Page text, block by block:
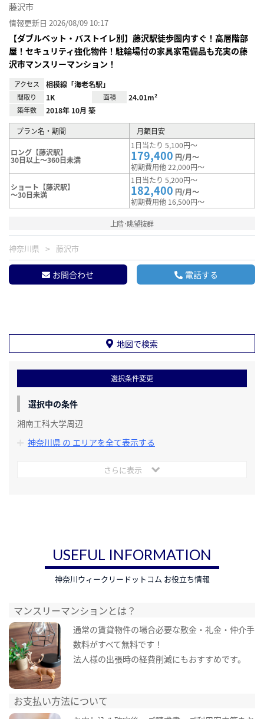
藤沢市
情報更新日 2026/08/09 10:17
【ダブルベット・バストイレ別】藤沢駅徒歩圏内すぐ！高層階部
屋！セキュリティ強化物件！駐輪場付の家具家電備品も充実の藤
沢市マンスリーマンション！
アクセス 相模線「海老名駅」
間取り 1K 面積 24.01m²
築年数 2018年 10月 築
プラン名・期間 月額目安
ロング【藤沢駅】
30日以上～360日未満
1日当たり 5,100円～
179,400 円/月～
初期費用他 22,000円～
ショート【藤沢駅】
～30日未満
1日当たり 5,200円～
182,400 円/月～
初期費用他 16,500円～
上階･眺望抜群
神奈川県 藤沢市
お問合わせ 電話する
地図で検索
選択条件変更
選択中の条件
湘南工科大学周辺
神奈川県 の エリアを全て表示する
さらに表示
USEFUL INFORMATION
神奈川ウィークリードットコム お役立ち情報
マンスリーマンションとは？
通常の賃貸物件の場合必要な敷金・礼金・仲介手
数料がすべて無料です！
法人様の出張時の経費削減にもおすすめです。
お支払い方法について